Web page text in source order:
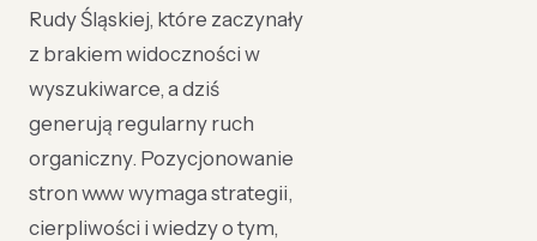
Rudy Śląskiej, które zaczynały
z brakiem widoczności w
wyszukiwarce, a dziś
generują regularny ruch
organiczny. Pozycjonowanie
stron www wymaga strategii,
cierpliwości i wiedzy o tym,